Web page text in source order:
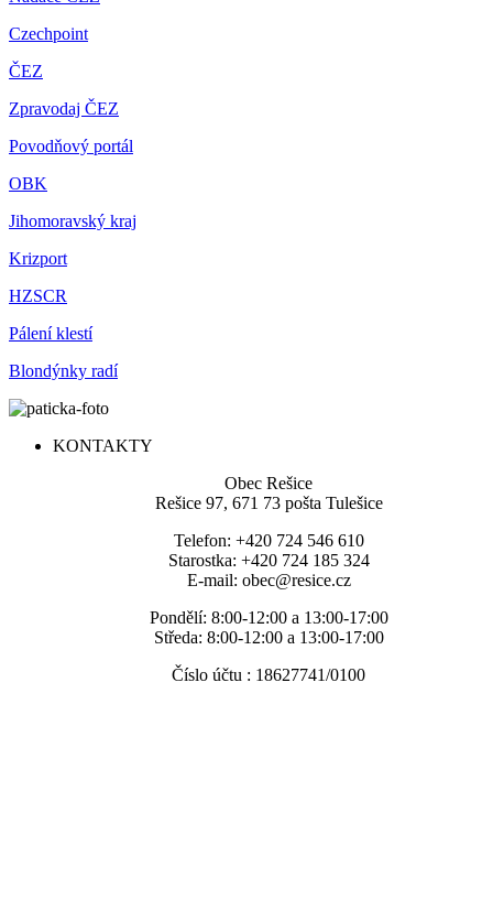
Czechpoint
ČEZ
Zpravodaj ČEZ
Povodňový portál
OBK
Jihomoravský kraj
Krizport
HZSCR
Pálení klestí
Blondýnky radí
KONTAKTY
Obec Rešice
Rešice 97, 671 73 pošta Tulešice
Telefon: +420 724 546 610
Starostka: +420 724 185 324
E-mail: obec@resice.cz
Pondělí: 8:00-12:00 a 13:00-17:00
Středa: 8:00-12:00 a 13:00-17:00
Číslo účtu : 18627741/0100